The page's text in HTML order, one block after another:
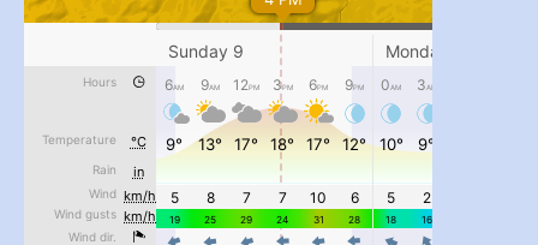
#PipIvanToday...
pimrec_project